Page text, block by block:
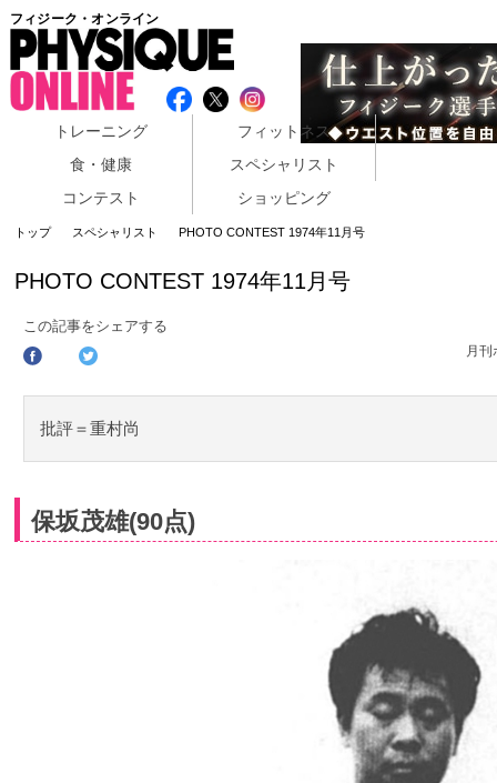
フィジーク・オンライン
トレーニング
フィットネス
食・健康
スペシャリスト
コンテスト
ショッピング
トップ スペシャリスト PHOTO CONTEST 1974年11月号
PHOTO CONTEST 1974年11月号
この記事をシェアする
月
批評＝重村尚
保坂茂雄(90点)